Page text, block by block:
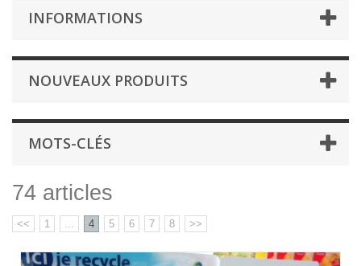
INFORMATIONS
NOUVEAUX PRODUITS
MOTS-CLÉS
74 articles
<< 1 ... 4 5 6 7 8 >>